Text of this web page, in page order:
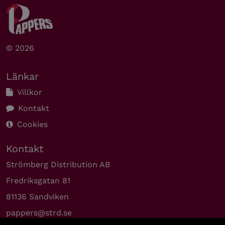
© 2026
Länkar
Villkor
Kontakt
Cookies
Kontakt
Strömberg Distribution AB
Fredriksgatan 81
81136 Sandviken
pappers@strd.se